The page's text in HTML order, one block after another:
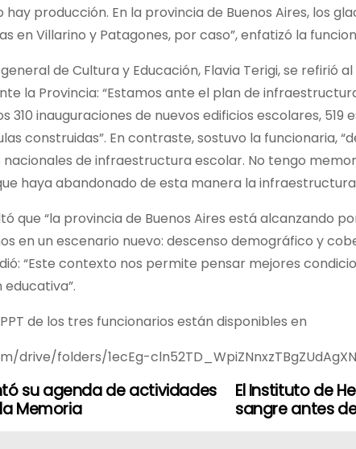
hay producción. En la provincia de Buenos Aires, los
en Villarino y Patagones, por caso”, enfatizó la
de Cultura y Educación, Flavia Terigi, se refirió
la Provincia: “Estamos ante el plan de
310 inauguraciones de nuevos edificios escolares,
construidas”. En contraste, sostuvo la funcionaria,
de infraestructura escolar. No tengo
haya abandonado de esta manera la infraestructura
que “la provincia de Buenos Aires está alcanzando
en un escenario nuevo: descenso demográfico y
“Este contexto nos permite pensar mejores
de los tres funcionarios están disponibles en
drive/folders/1ecEg-
El Instituto de
sangre antes
su agenda de actividades
Memoria